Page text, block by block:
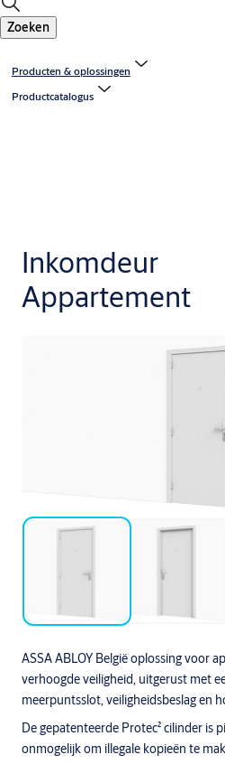
Zoeken
Producten & oplossingen
Productcatalogus
Inkomdeur
Appartement
ASSA ABLOY België oplossing voor
verhoogde veiligheid, uitgerust met
meerpuntsslot, veiligheidsbeslag en
De gepatenteerde Protec² cilinder is
onmogelijk om illegale kopieën te